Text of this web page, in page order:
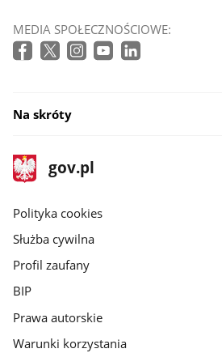
MEDIA SPOŁECZNOŚCIOWE:
Na skróty
stopka
gov.pl
Strona
gov.pl
gov.pl
Polityka cookies
Służba cywilna
Profil zaufany
BIP
Prawa autorskie
Warunki korzystania